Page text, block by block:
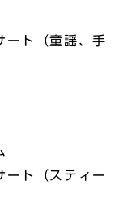
ト（童謡、手
ート（スティー